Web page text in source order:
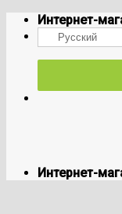
Skip
content
Интернет-
Русский
Интернет-